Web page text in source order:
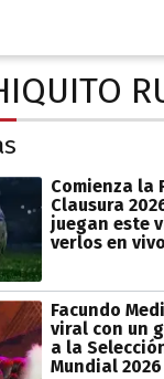
Comienza la
Clausura
juegan este
verlos en vivo
Facundo
viral con un
a la
Mundial 2026